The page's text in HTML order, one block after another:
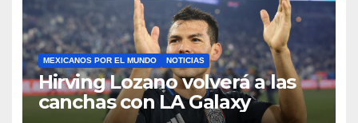
MEXICANOS POR EL MUNDO NOTICIAS
Hirving Lozano volverá a las
canchas con LA Galaxy